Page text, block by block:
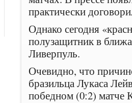
практически
Однако сегодня
полузащитник в
Ливерпуль.
Очевидно, что
бразильца Лукаса
победном (0:2) матче